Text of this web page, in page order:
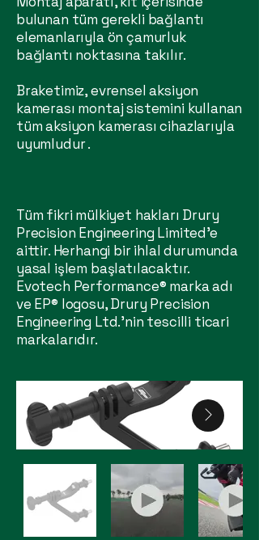
bulunan tüm gerekli bağlantı
elemanlarıyla ön çamurluk
bağlantı noktasına takılır.
Braketimiz, evrensel aksiyon
kamerası montaj sistemini kullanan
tüm aksiyon kamerası cihazlarıyla
uyumludur .
Tüm fikri mülkiyet hakları Drury
Precision Engineering Limited'e
aittir. Herhangi bir ihlal durumunda
yasal işlem başlatılacaktır.
Evotech Performance® marka adı
ve EP® logosu, Drury Precision
Engineering Ltd.'nin tescilli ticari
markalarıdır.